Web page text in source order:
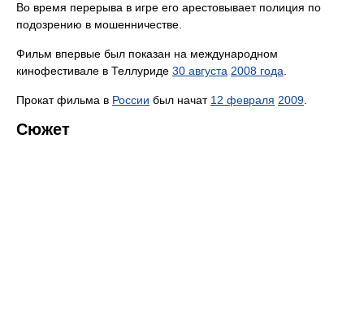
Во время перерыва в игре его арестовывает полиция по
подозрению в мошенничестве.
Фильм впервые был показан на международном
кинофестивале в Теллуриде 30 августа 2008 года
Прокат фильма в России был начат 12 февраля 2009
Сюжет